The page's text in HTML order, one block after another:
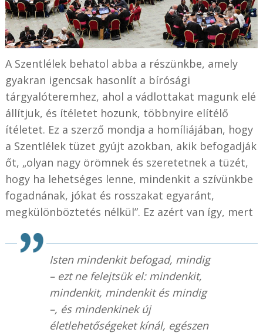
A Szentlélek behatol abba a részünkbe, amely
gyakran igencsak hasonlít a bírósági
tárgyalóteremhez, ahol a vádlottakat magunk elé
állítjuk, és ítéletet hozunk, többnyire elítélő
ítéletet. Ez a szerző mondja a homíliájában, hogy
a Szentlélek tüzet gyújt azokban, akik befogadják
őt, „olyan nagy örömnek és szeretetnek a tüzét,
hogy ha lehetséges lenne, mindenkit a szívünkbe
fogadnának, jókat és rosszakat egyaránt,
megkülönböztetés nélkül”. Ez azért van így, mert
Isten mindenkit befogad, mindig
– ezt ne felejtsük el: mindenkit,
mindenkit, mindenkit és mindig
–, és mindenkinek új
életlehetőségeket kínál, egészen